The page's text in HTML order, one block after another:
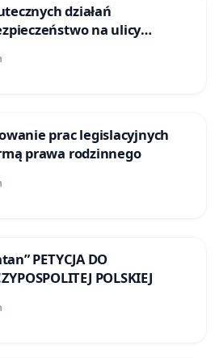
działań
na ulicy
prac legislacyjnych
prawa rodzinnego
PETYCJA DO
POLSKIEJ